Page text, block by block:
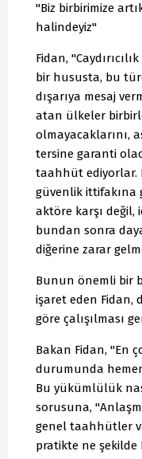
"Biz birbirimize
halindeyiz"
Fidan,
bir hususta, bu
dışarıya mesaj
atan ülkeler
olmayacaklarını,
tersine garanti
taahhüt ediyorlar.
güvenlik ittifakına
aktöre karşı değil,
bundan sonra
diğerine zarar
Bunun önemli bir
işaret eden Fidan,
göre çalışılması
Bakan Fidan, "En
durumunda
Bu yükümlülük
sorusuna,
genel taahhütler
pratikte ne şekilde